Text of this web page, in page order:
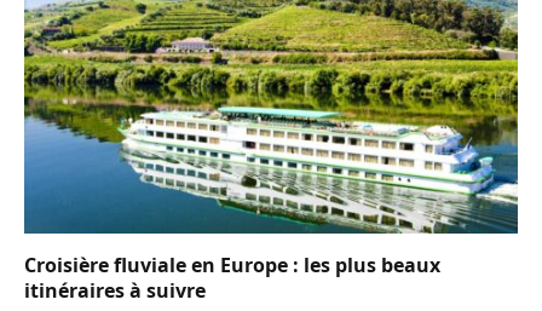
Croisière fluviale en Europe : les plus beaux
itinéraires à suivre